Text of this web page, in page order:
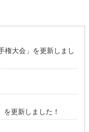
権大会」を更新しまし
を更新しました！